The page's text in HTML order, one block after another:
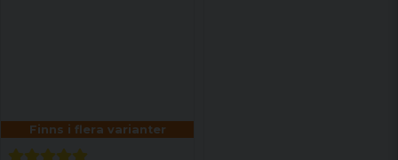
Finns i flera varianter